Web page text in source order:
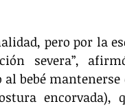
pero por la
severa”,
bebé